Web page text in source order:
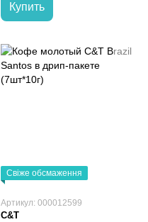
Купить
Свіже обсмаження
Артикул: 000012599
C&T